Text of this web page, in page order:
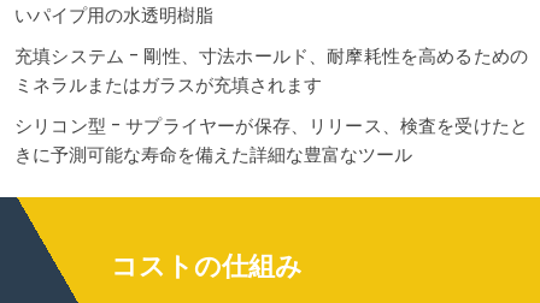
いパイプ用の水透明樹脂
充填システム - 剛性、寸法ホールド、耐摩耗性を高めるための
ミネラルまたはガラスが充填されます
シリコン型 - サプライヤーが保存、リリース、検査を受けたと
きに予測可能な寿命を備えた詳細な豊富なツール
コストの仕組み